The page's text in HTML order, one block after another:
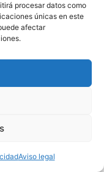
procesar datos como
únicas en este
afectar
Aviso legal